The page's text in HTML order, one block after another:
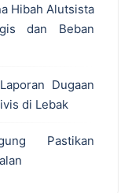
Hibah Alutsista
dan Beban
Dugaan
di Lebak
Pastikan